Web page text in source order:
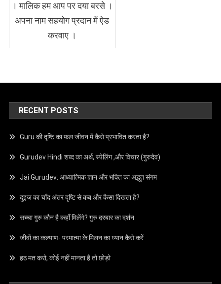
। मालिक हम आप पर दया बरसे ।
अपना नाम सहयोग प्रदान में ऐड
करवाए ।
RECENT POSTS
Guru की दृष्टि का फल जीवन में कैसे प्रभावित करता है?
Gurudev Hindi शब्द का अर्थ, स्पेलिंग ,और विचार (गुरुदेव)
Jai Gurudev: आध्यात्मिक ज्ञान और भक्ति का अद्भुत संगम
दुइज का चाँद अंतर दृष्टि से कब और कैसा दिखता है?
सच्चा गुरु कौन है कहाँ मिलेंगे? गुरु दरबार का दर्शन
जीवों का कल्याण- परमात्मा के मिलन का ध्यान कैसे करें
हठ मत करो, कोई नहीं मानता है तो छोड़ो